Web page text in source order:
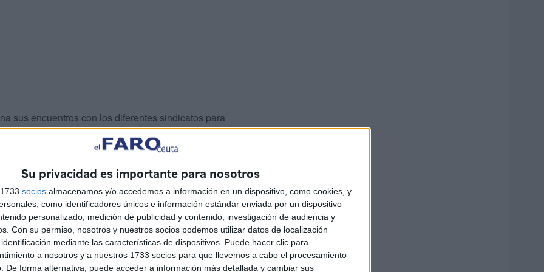
Su privacidad es importante para nosotros
socios almacenamos y/o accedemos a información en un dispositivo, como cookies, y
como identificadores únicos e información estándar enviada por un dispositivo
personalizado, medición de publicidad y contenido, investigación de audiencia y
Con su permiso, nosotros y nuestros socios podemos utilizar datos de localización
mediante las características de dispositivos. Puede hacer clic para
a nosotros y a nuestros 1733 socios para que llevemos a cabo el procesamiento
De forma alternativa, puede acceder a información más detallada y cambiar sus
sus encuentros con los diferentes sindicatos para
conocer sus exigencias y acercar posturas frente a
negociación. La fundamental, exponen desde
oposición, que se aplicó en las de 2007 y 2009 y,
en las de Secundaria, para evitar el elevado
ha dejado en Ceuta, según sus cálculos, un 30%
desligándose así del objetivo de la convocatoria que
emitir un informe sobre los resultados de las últimas